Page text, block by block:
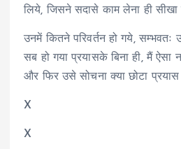
लिये, जिसने सदासे काम लेना ही सीखा
उनमें कितने परिवर्तन हो गये, सम्भवतः
सब हो गया प्रयासके बिना ही, मैं ऐसा
और फिर उसे सोचना क्या छोटा
X
X